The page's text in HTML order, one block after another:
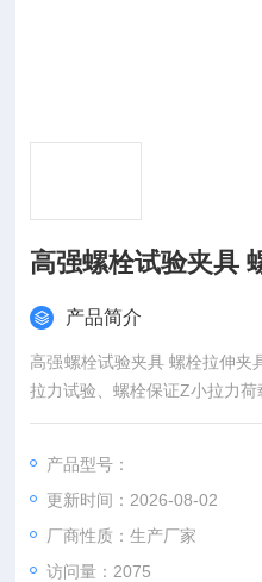
高强螺栓试验夹具
产品简介
高强螺栓试验夹具 螺栓拉伸夹
拉力试验、螺栓保证Z小拉力荷
产品型号：
更新时间：2026-08-02
厂商性质：生产厂家
访问量：2075